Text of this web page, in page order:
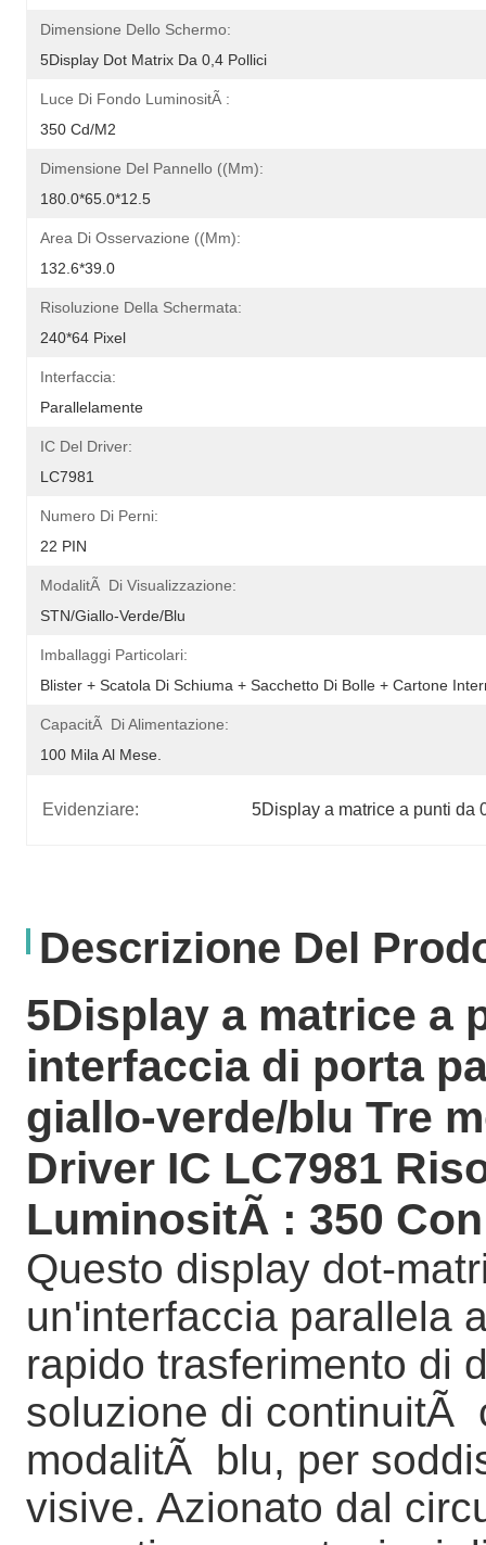
Dimensione Dello Schermo:
5Display Dot Matrix Da 0,4 Pollici
Luce Di Fondo LuminositÃ :
350 Cd/m2
Dimensione Del Pannello ((mm):
180.0*65.0*12.5
Area Di Osservazione ((mm):
132.6*39.0
Risoluzione Della Schermata:
240*64 Pixel
Interfaccia:
Parallelamente
IC Del Driver:
LC7981
Numero Di Perni:
22 PIN
ModalitÃ Di Visualizzazione:
STN/giallo-Verde/blu
Imballaggi Particolari:
Blister + Scatola Di Schiuma + Sacchetto Di Bolle + Cartone
CapacitÃ Di Alimentazione:
100 Mila Al Mese.
Evidenziare: 5Display a matrice a punti da
Descrizione Del
5Display a matrice a
interfaccia di porta
giallo-verde/blu Tre
Driver IC LC7981
LuminositÃ : 350
Questo display dot-
un'interfaccia parallela
rapido trasferimento di
soluzione di continuitÃ
modalitÃ blu, per
visive. Azionato dal